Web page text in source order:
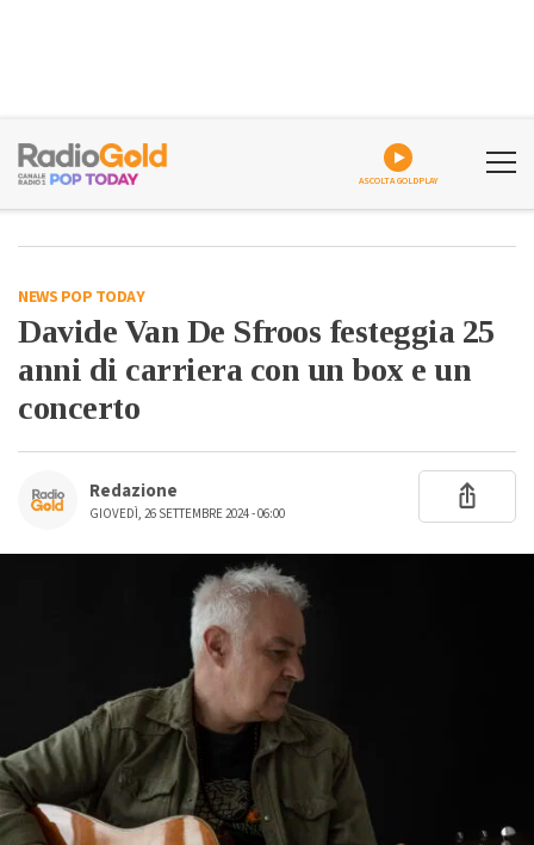
ASCOLTA GOLDPLAY
NEWS POP TODAY
Davide Van De Sfroos festeggia 25
anni di carriera con un box e un
concerto
Redazione
GIOVEDÌ, 26 SETTEMBRE 2024 - 06:00